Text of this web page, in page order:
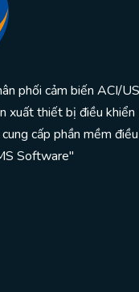
phối cảm biến ACI/
xuất thiết bị điều khiển
cấp phần mềm
Software"